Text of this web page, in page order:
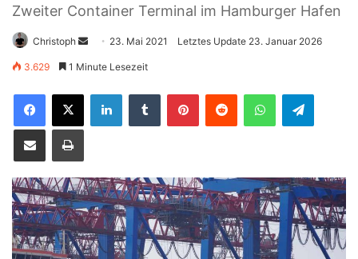
Zweiter Container Terminal im Hamburger Hafen
Christoph
d
s
e
i
n
e
23. Mai 2021 Letztes Update 23. Januar 2026
3.629 1 Minute Lesezeit